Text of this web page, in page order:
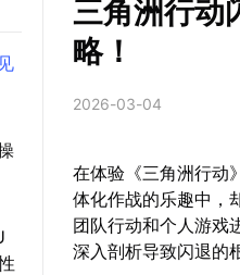
三角洲行动
略！
2026-03-04
在体验《三角洲行动
体化作战的乐趣中，
团队行动和个人游戏
深入剖析导致闪退的